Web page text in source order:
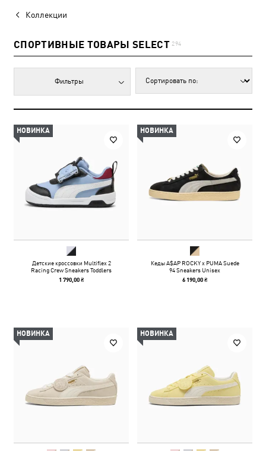
Коллекции
СПОРТИВНЫЕ ТОВАРЫ SELECT 294
Фильтры
НОВИНКА
Детские кроссовки Multiflex 2
Racing Crew Sneakers Toddlers
1 790,00 ₴
НОВИНКА
Кеды A$AP ROCKY x PUMA Suede
94 Sneakers Unisex
6 190,00 ₴
НОВИНКА НОВИНКА